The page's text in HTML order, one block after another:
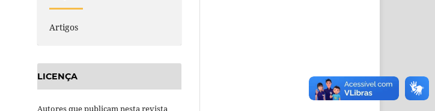
Artigos
LICENÇA
Autores que publicam nesta revista